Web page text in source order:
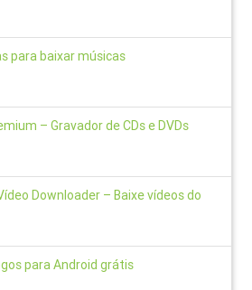
para baixar músicas
– Gravador de CDs e DVDs
Downloader – Baixe vídeos do
para Android grátis